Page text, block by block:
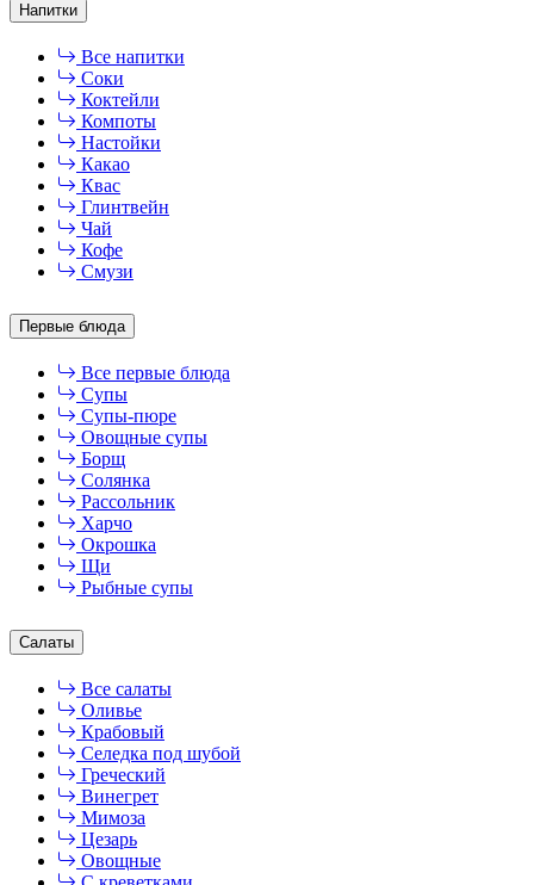
Напитки
Все напитки
Соки
Коктейли
Компоты
Настойки
Какао
Квас
Глинтвейн
Чай
Кофе
Смузи
Первые блюда
Все первые блюда
Супы
Супы-пюре
Овощные супы
Борщ
Солянка
Рассольник
Харчо
Окрошка
Щи
Рыбные супы
Салаты
Все салаты
Оливье
Крабовый
Селедка под шубой
Греческий
Винегрет
Мимоза
Цезарь
Овощные